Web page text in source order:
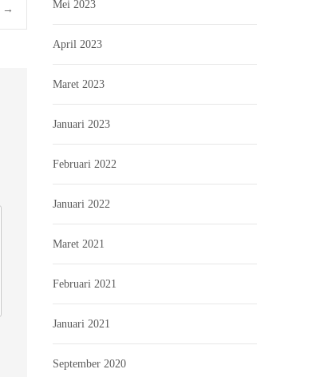
→ Mei 2023
April 2023
Maret 2023
Januari 2023
Februari 2022
Januari 2022
Maret 2021
Februari 2021
Januari 2021
September 2020